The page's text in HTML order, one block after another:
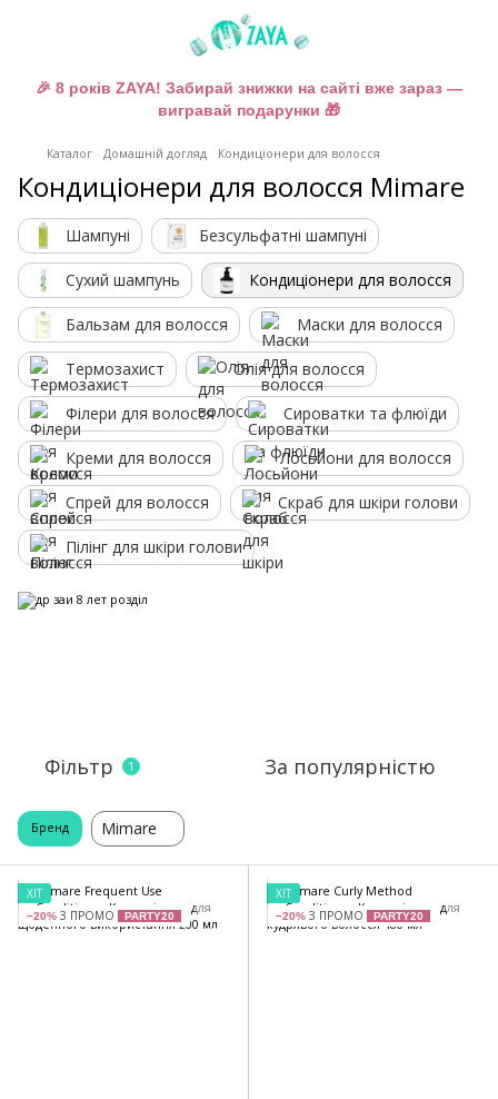
🎉 8 років ZAYA! Забирай знижки на сайті вже зараз —
вигравай подарунки 🎁
Каталог Домашній догляд Кондиціонери для волосся
Кондиціонери для волосся Mimare
Шампуні Безсульфатні шампуні
Сухий шампунь Кондиціонери для волосся
Бальзам для волосся Маски для волосся
Термозахист Олія для волосся
Філери для волосся Сироватки та флюїди
Креми для волосся Лосьйони для волосся
Спрей для волосся Скраб для шкіри голови
Пілінг для шкіри голови
Фільтр 1 За популярністю
Бренд Mimare
ХІТ
−20% З ПРОМО PARTY20
ХІТ
−20% З ПРОМО PARTY20